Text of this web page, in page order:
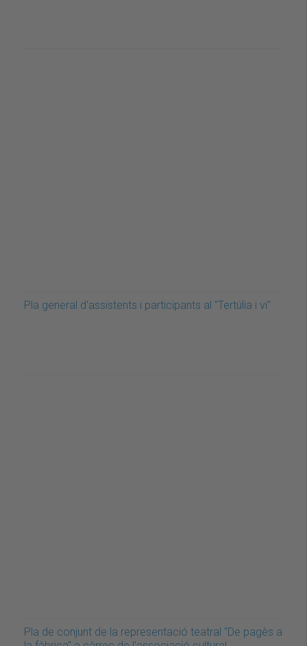
Pla general d'assistents i participants al "Tertúlia i vi"
Pla de conjunt de la representació teatral "De pagès a